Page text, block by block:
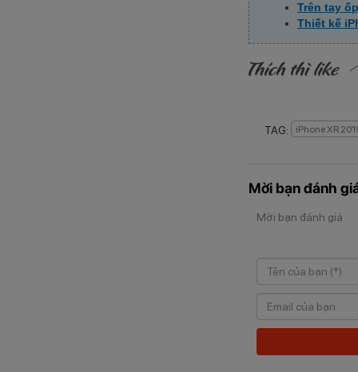
Trên tay
Thiết kế
TAG: iPhone XR
Mời bạn đánh
Mời bạn đánh giá